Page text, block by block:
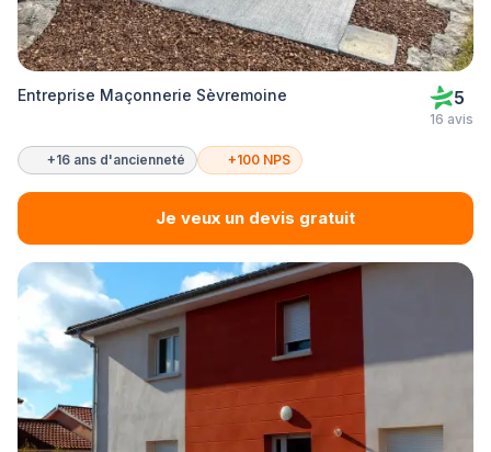
Entreprise Maçonnerie Sèvremoine 5
16 avis
+16 ans d'ancienneté +100 NPS
Je veux un devis gratuit